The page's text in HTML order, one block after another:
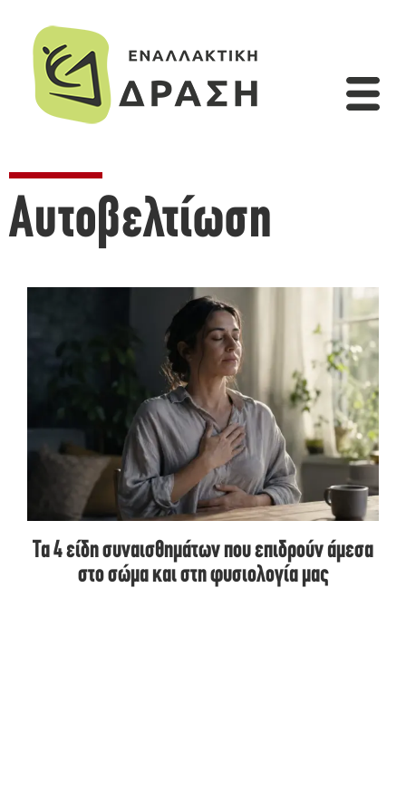
Αυτοβελτίωση
Τα 4 είδη συναισθημάτων που επιδρούν άμεσα
στο σώμα και στη φυσιολογία μας